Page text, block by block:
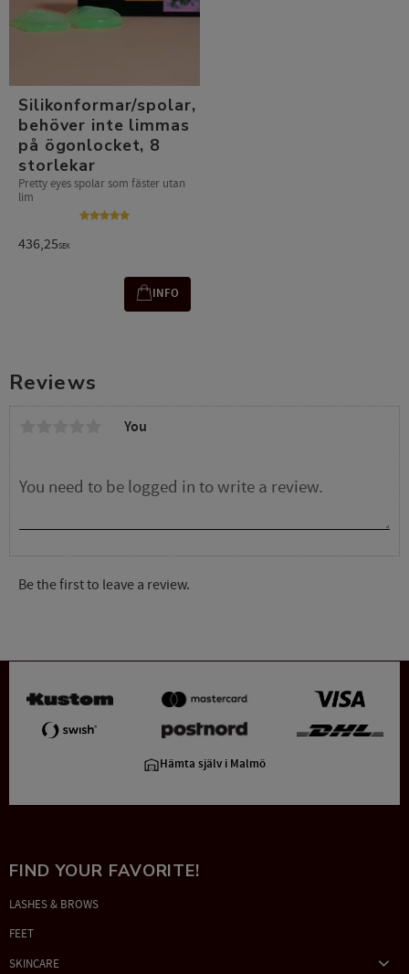
Reviews
You
Be the first to leave a review.
Silikonformar/spolar,
behöver inte limmas
på ögonlocket, 8
storlekar
Pretty eyes spolar som fäster utan
lim
436,25SEK
INFO
Hämta själv i Malmö
FIND YOUR FAVORITE!
LASHES & BROWS
FEET
SKINCARE